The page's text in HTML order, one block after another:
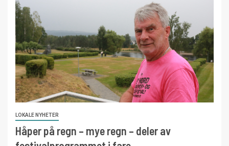
LOKALE NYHETER
Håper på regn – mye regn – deler av